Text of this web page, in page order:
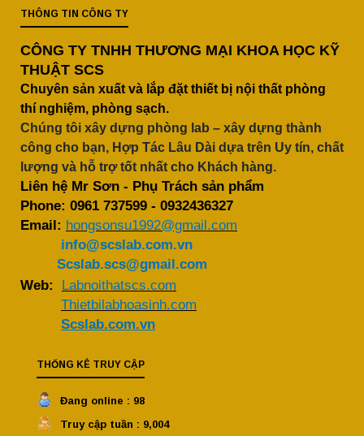
THÔNG TIN CÔNG TY
CÔNG TY TNHH THƯƠNG MẠI KHOA HỌC KỸ
THUẬT SCS
Chuyên sản xuất và lắp đặt thiết bị nội thất phòng
thí nghiệm, phòng sạch.
Chúng tôi xây dựng phòng lab – xây dựng thành
công cho bạn, Hợp Tác Lâu Dài dựa trên Uy tín, chất
lượng và hỗ trợ tốt nhất cho Khách hàng.
Liên hệ Mr Sơn - Phụ Trách sản phẩm
Phone: 0961 737599 - 0932436327
Email: hongsonsu1992@gmail.com
info@scslab.com.vn
Scslab.scs@gmail.com
Web: Labnoithatscs.com
Thietbilabhoasinh.com
Scslab.com.vn
THỐNG KÊ TRUY CẬP
Đang online : 98
Truy cập tuần : 9,004